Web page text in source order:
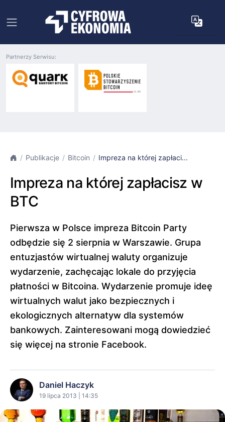
Partnerzy Serwisu:
Publikacje Bitcoin Impreza na której zapłaci...
Impreza na której zapłacisz w
BTC
Pierwsza w Polsce impreza Bitcoin Party
odbędzie się 2 sierpnia w Warszawie. Grupa
entuzjastów wirtualnej waluty organizuje
wydarzenie, zachęcając lokale do przyjęcia
płatności w Bitcoina. Wydarzenie promuje ideę
wirtualnych walut jako bezpiecznych i
ekologicznych alternatyw dla systemów
bankowych. Zainteresowani mogą dowiedzieć
się więcej na stronie Facebook.
Daniel Haczyk
19 lipca 2013 | 14:35